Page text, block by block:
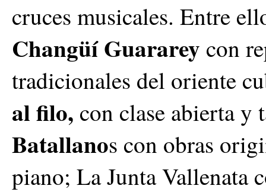
cruces musicales. Entre
Changüí Guararey con
tradicionales del oriente
al filo, con clase abierta y
Batallanos con obras
piano; La Junta Vallenata